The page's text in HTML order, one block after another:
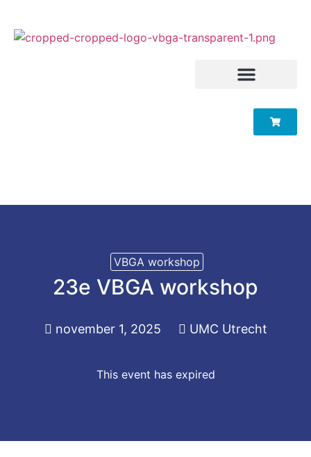
VBGA workshop
23e VBGA workshop
november 1, 2025 UMC Utrecht
This event has expired